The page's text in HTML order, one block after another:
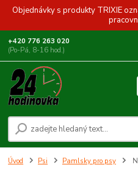
Objednávky s produkty TRIXIE
+420 776 263 020
(Po-Pá, 8-16 hod.)
Úvod Psi Pamlsky pro psy